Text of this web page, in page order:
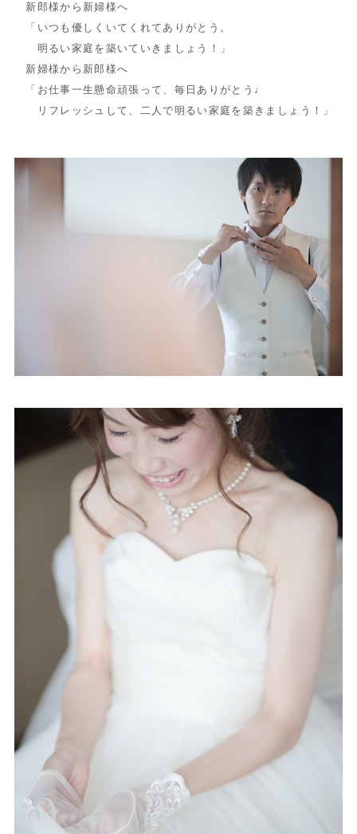
新郎様から新婦様へ
「いつも優しくいてくれてありがとう。
明るい家庭を築いていきましょう！」
新婦様から新郎様へ
「お仕事一生懸命頑張って、毎日ありがとう♩
リフレッシュして、二人で明るい家庭を築きましょう！」